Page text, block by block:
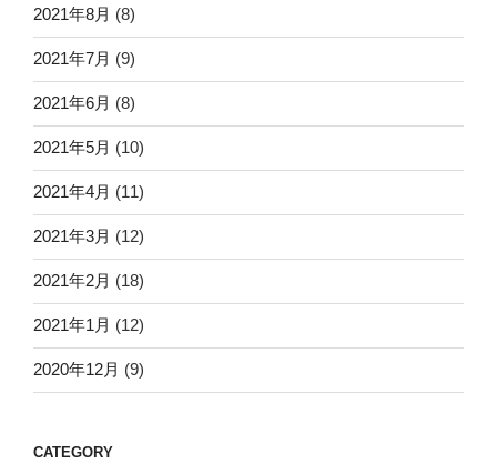
2021年8月 (8)
2021年7月 (9)
2021年6月 (8)
2021年5月 (10)
2021年4月 (11)
2021年3月 (12)
2021年2月 (18)
2021年1月 (12)
2020年12月 (9)
CATEGORY